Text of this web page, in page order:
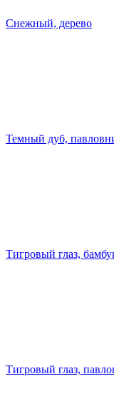
Снежный, дерево
Темный дуб,
Тигровый глаз,
Тигровый глаз,